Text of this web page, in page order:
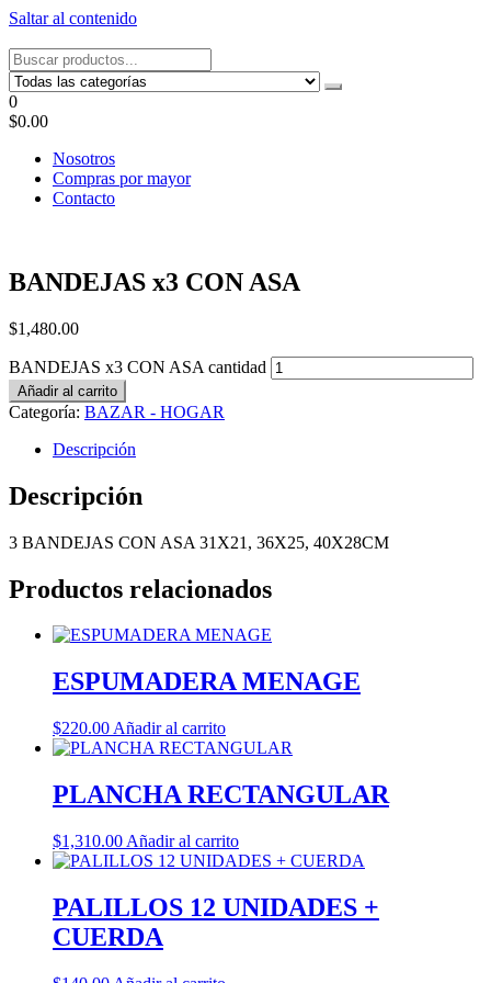
Saltar al contenido
Tel: 22087679 – Cel: 097 822122 – Joaquín Requena 2459
0
$0.00
Nosotros
Compras por mayor
Contacto
BANDEJAS x3 CON ASA
$1,480.00
BANDEJAS x3 CON ASA cantidad
Añadir al carrito
Categoría: BAZAR - HOGAR
Descripción
Descripción
3 BANDEJAS CON ASA 31X21, 36X25, 40X28CM
Productos relacionados
ESPUMADERA MENAGE
$220.00 Añadir al carrito
PLANCHA RECTANGULAR
$1,310.00 Añadir al carrito
PALILLOS 12 UNIDADES +
CUERDA